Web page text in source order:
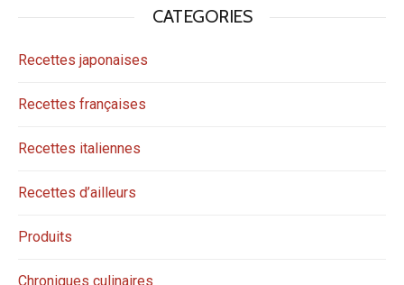
CATEGORIES
Recettes japonaises
Recettes françaises
Recettes italiennes
Recettes d’ailleurs
Produits
Chroniques culinaires